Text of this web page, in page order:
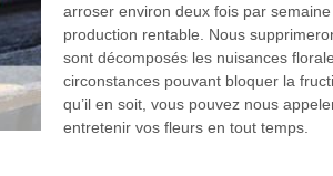
arroser environ deux fois par
production rentable. Nous
sont décomposés les nuisances
circonstances pouvant bloquer la
qu’il en soit, vous pouvez nous
entretenir vos fleurs en tout temps.